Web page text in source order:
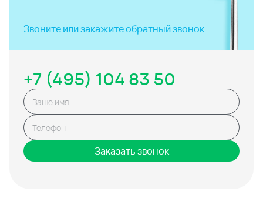
Звоните или закажитеобратный звонок
+7 (495) 104 83 50
Заказать звонок